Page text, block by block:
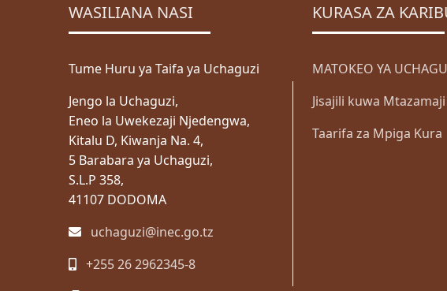
WASILIANA NASI
Tume Huru ya Taifa ya Uchaguzi
Jengo la Uchaguzi,
Eneo la Uwekezaji Njedengwa,
Kitalu D, Kiwanja Na. 4,
5 Barabara ya Uchaguzi,
S.L.P 358,
41107 DODOMA
uchaguzi@inec.go.tz
+255 26 2962345-8
KURASA ZA
MATOKEO YA
Jisajili kuwa Mtazamaji
Taarifa za Mpiga Kura